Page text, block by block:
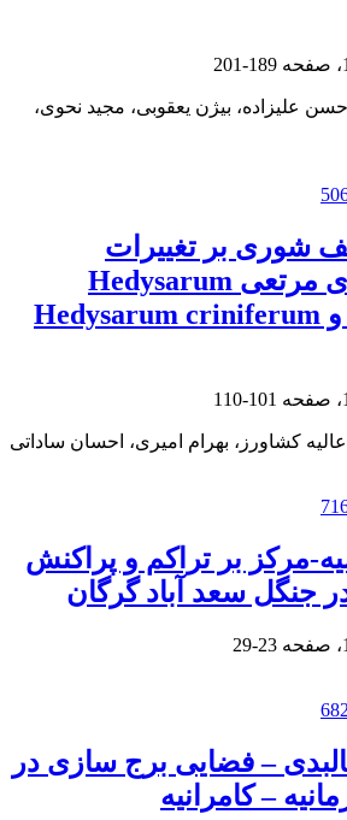
189-201
علیزاده، بیژن یعقوبی، مجید نحوی،
شوری بر تغییرات
روزنه‌ای گونه‌های مرتعی Hedysarum
coronarium L. و Hedysarum criniferum
101-110
کشاورز، بهرام امیری، احسان ساداتی
مرکز بر تراکم و پراکنش
جنگل سعد آباد گرگان
23-29
– فضایی برج سازی در
– کامرانیه